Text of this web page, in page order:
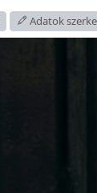
Adatok